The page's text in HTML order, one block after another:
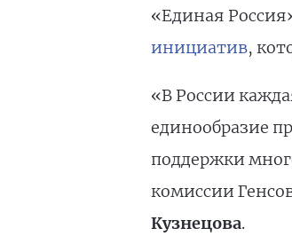
«Единая
инициатив,
«В России
единообразие
поддержки
комиссии
Кузнецова.